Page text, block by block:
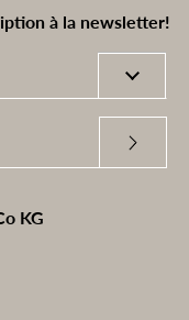
à la newsletter!
KG